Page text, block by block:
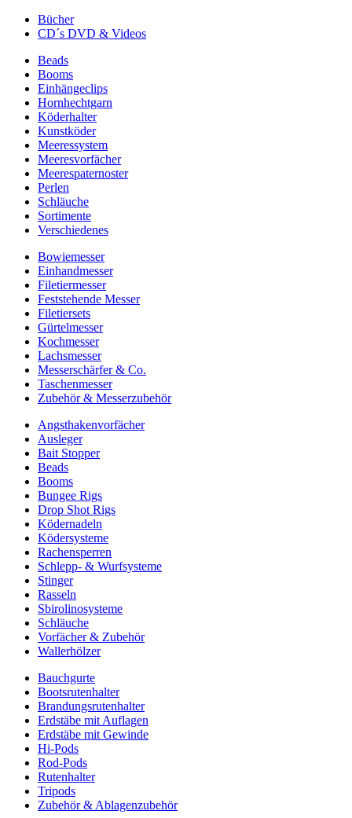
Bücher
CD´s DVD & Videos
Beads
Booms
Einhängeclips
Hornhechtgarn
Köderhalter
Kunstköder
Meeressystem
Meeresvorfächer
Meerespaternoster
Perlen
Schläuche
Sortimente
Verschiedenes
Bowiemesser
Einhandmesser
Filetiermesser
Feststehende Messer
Filetiersets
Gürtelmesser
Kochmesser
Lachsmesser
Messerschärfer & Co.
Taschenmesser
Zubehör & Messerzubehör
Angsthakenvorfächer
Ausleger
Bait Stopper
Beads
Booms
Bungee Rigs
Drop Shot Rigs
Ködernadeln
Ködersysteme
Rachensperren
Schlepp- & Wurfsysteme
Stinger
Rasseln
Sbirolinosysteme
Schläuche
Vorfächer & Zubehör
Wallerhölzer
Bauchgurte
Bootsrutenhalter
Brandungsrutenhalter
Erdstäbe mit Auflagen
Erdstäbe mit Gewinde
Hi-Pods
Rod-Pods
Rutenhalter
Tripods
Zubehör & Ablagenzubehör